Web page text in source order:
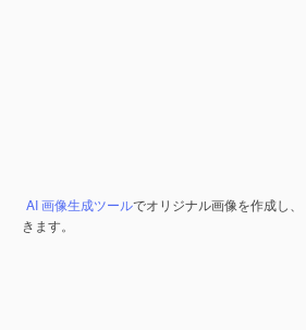
AI 画像生成ツールでオリジナル画像を作成し、
きます。